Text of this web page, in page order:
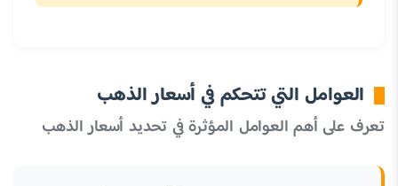
العوامل التي تتحكم في أسعار الذهب
تعرف على أهم العوامل المؤثرة في تحديد أسعار الذهب